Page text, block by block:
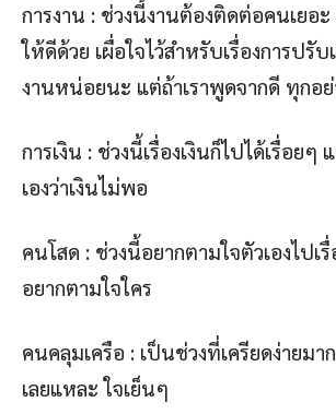
การงาน : ช่วงนี้งานต้องติดต่อคนเยอ
ให้ดีด้วย เผื่อใจไว้สำหรับเรื่องการปรั
งานหน่อยนะ แต่ถ้าเราพูดจากดี ทุกอ
การเงิน : ช่วงนี้เรื่องเงินก็ไปได้เรื่อยๆ
เองว่าเงินไม่พอ
คนโสด : ช่วงนี้อยากตามใจตัวเองไปเ
อยากตามใจใคร
คนคลุมเครือ : เป็นช่วงที่เครียดง่ายมาก
เลยแหละ ใจเย็นๆ